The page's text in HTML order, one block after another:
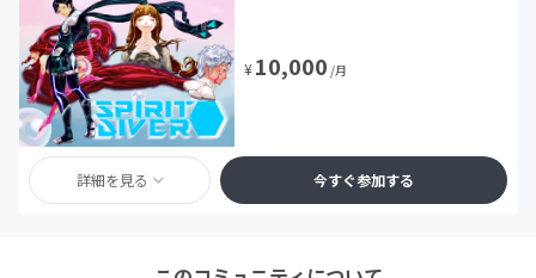
¥10,000 /月
詳細を見る 今すぐ参加する